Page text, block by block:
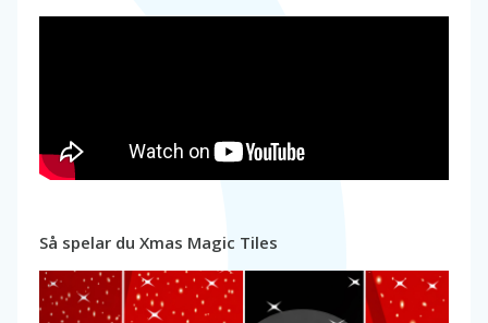
Så spelar du Xmas Magic Tiles